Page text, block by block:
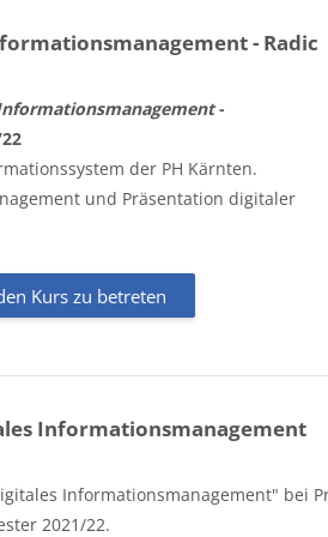
- Radic
-
der PH Kärnten.
und Präsentation digitaler
Kurs zu betreten
Informationsmanagement
Informationsmanagement" bei
2021/22.